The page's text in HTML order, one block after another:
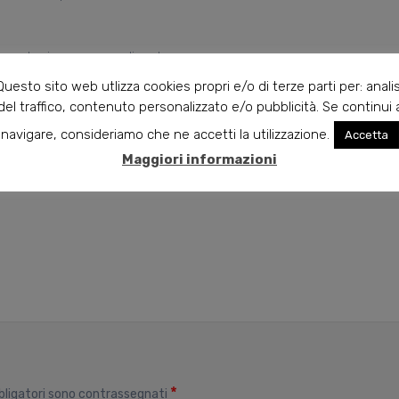
personalizzata
sono contrassegnati *
sito web utlizza cookies propri e/o di terze parti per:
traffico, contenuto personalizzato e/o pubblicità. Se continui
navigare, consideriamo che ne accetti la utilizzazione.
Accetta
Maggiori informazioni